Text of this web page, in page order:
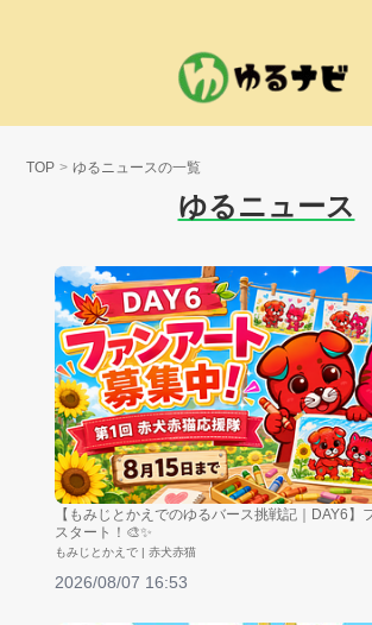
TOP ゆるニュースの一覧
ゆるニュース
【もみじとかえでのゆるバース挑戦記｜DAY6】
スタート！🎨✨
もみじとかえで | 赤犬赤猫
2026/08/07 16:53